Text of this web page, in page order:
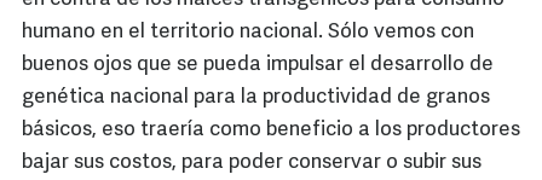
humano en el territorio nacional. Sólo vemos con
buenos ojos que se pueda impulsar el desarrollo de
genética nacional para la productividad de granos
básicos, eso traería como beneficio a los productores
bajar sus costos, para poder conservar o subir sus